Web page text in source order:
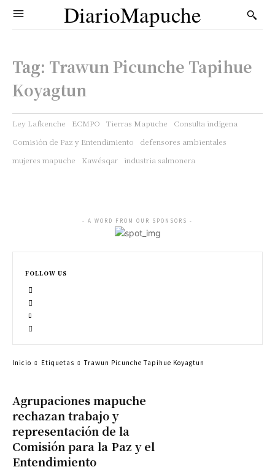
DiarioMapuche
Tag: Trawun Picunche Tapihue
Koyagtun
Ley Lafkenche ECMPO Tierras Mapuche
Consulta indígena
Comisión de Paz y Entendimiento
defensores ambientales
mujeres mapuche
Kawésqar industria salmonera
Agrupaciones mapuche
rechazan trabajo y
representación de la
Comisión para la Paz y el
Entendimiento
- A WORD FROM OUR SPONSORS -
FOLLOW US
Inicio Etiquetas Trawun Picunche Tapihue Koyagtun